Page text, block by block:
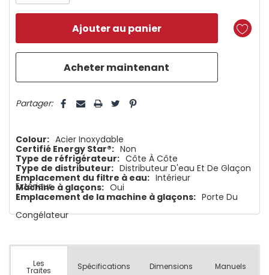
plus
Partager:
Colour: Acier Inoxydable
Certifié Energy Star®: Non
Type de réfrigérateur: Côte À Côte
Type de distributeur: Distributeur D'eau Et De Glaçon
Extérieur
Emplacement du filtre à eau: Intérieur
Machine à glaçons: Oui
Emplacement de la machine à glaçons: Porte Du
Congélateur
Les
Traites Spécifications Dimensions Manuels